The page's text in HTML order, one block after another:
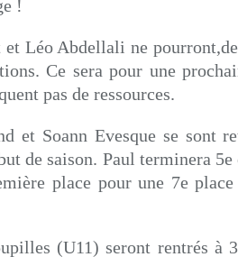
!
Léo Abdellali ne
Ce sera pour une
pas de ressources.
et Soann Evesque se sont
de saison. Paul terminera 5e
place pour une 7e
(U11) seront rentrés à